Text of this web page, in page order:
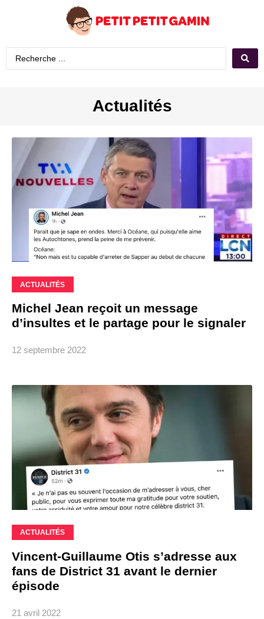
Actualités
ACTUALITÉS
Michel Jean reçoit un message
d’insultes et le partage pour le signaler
12 septembre 2022
ACTUALITÉS
Vincent-Guillaume Otis s’adresse aux
fans de District 31 avant le dernier
épisode
21 avril 2022